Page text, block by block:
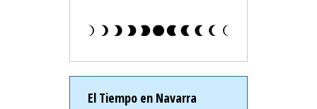
El Tiempo en Navarra